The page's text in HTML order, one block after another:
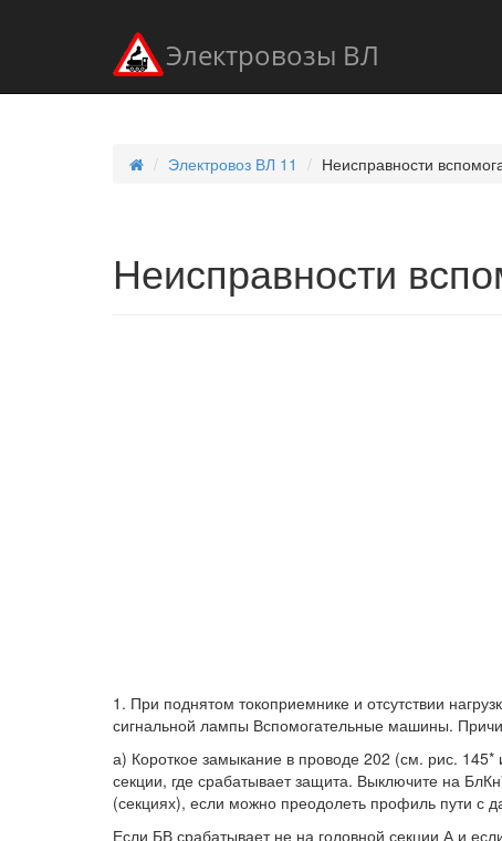
Электровозы ВЛ
Электровоз ВЛ 11 Неисправности
Неисправности
1. При поднятом токоприемнике и отсутствии
сигнальной лампы Вспомогательные машины.
а) Короткое замыкание в проводе 202 (см. рис. 145*
секции, где срабатывает защита. Выключите на
(секциях), если можно преодолеть профиль пути с
Если БВ срабатывает не на головной секции А и